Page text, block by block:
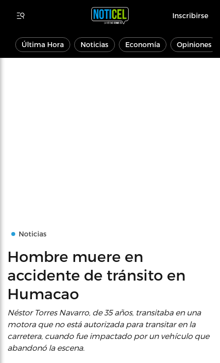
Inscribirse
Última Hora Noticias Economía Opiniones
Noticias
Hombre muere en
accidente de tránsito en
Humacao
Néstor Torres Navarro, de 35 años, transitaba en una
motora que no está autorizada para transitar en la
carretera, cuando fue impactado por un vehículo que
abandonó la escena.